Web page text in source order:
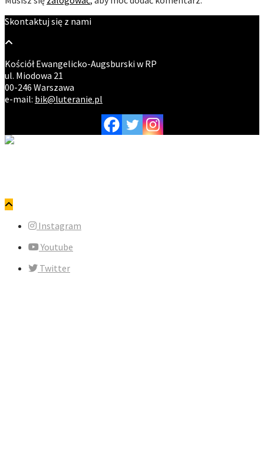
Skontaktuj się z nami
Kościół Ewangelicko-Augsburski w RP
ul. Miodowa 21
00-246 Warszawa
e-mail: bik@luteranie.pl
Instagram
Youtube
Twitter